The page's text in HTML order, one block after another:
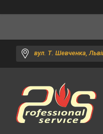
вул. Т. Шевченка,